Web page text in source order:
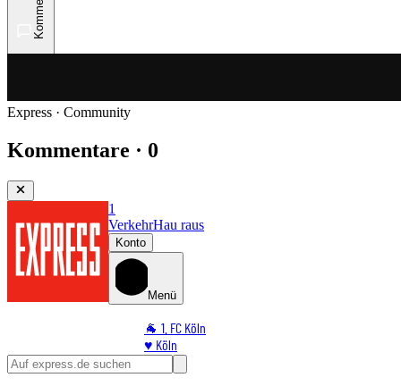
Express · Community
Kommentare · 0
1
VerkehrHau raus
Konto
Menü
🐐 1. FC Köln
♥️ Köln
⭐ Promi